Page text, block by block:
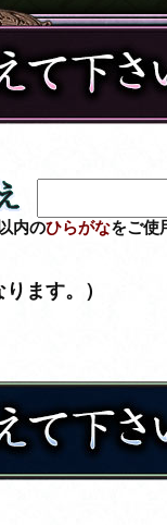
内のひらがなをご使
ます。）